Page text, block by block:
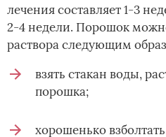
лечения составляет 1-3
2-4 недели. Порошок
раствора следующим
взять стакан воды,
порошка;
хорошенько